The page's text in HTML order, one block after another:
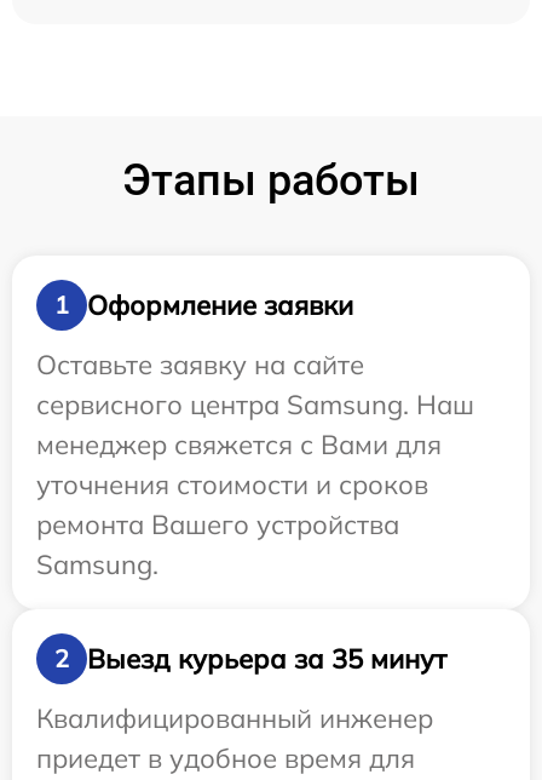
Этапы работы
1
Оформление заявки
Оставьте заявку на сайте
сервисного центра Samsung. Наш
менеджер свяжется с Вами для
уточнения стоимости и сроков
ремонта Вашего устройства
Samsung.
2
Выезд курьера за 35 минут
Квалифицированный инженер
приедет в удобное время для